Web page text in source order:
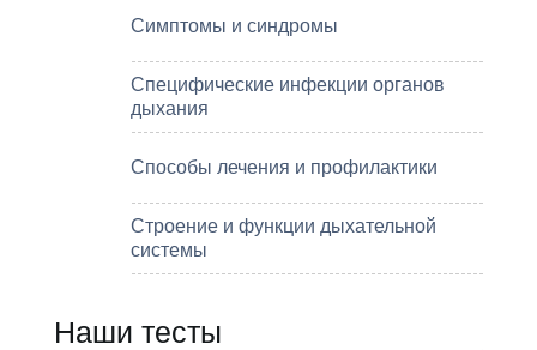
Симптомы и синдромы
Специфические инфекции органов
дыхания
Способы лечения и профилактики
Строение и функции дыхательной
системы
Наши тесты